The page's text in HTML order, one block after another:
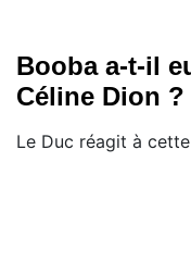
Booba a-t-il
Céline Dion ?
Le Duc réagit à